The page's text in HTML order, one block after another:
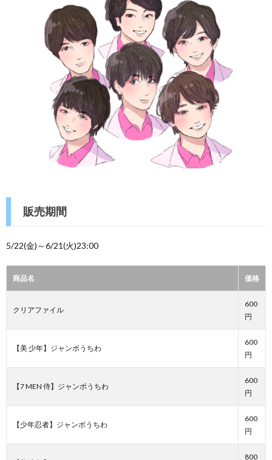
販売期間
5/22(金)～6/21(火)23:00
商品名 価格
クリアファイル
600
円
【美 少年】ジャンボうちわ
600
円
【7 MEN 侍】ジャンボうちわ
600
円
【少年忍者】ジャンボうちわ
600
円
800